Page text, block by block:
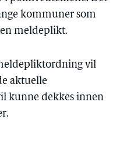
kommuner som
meldeplikt.
vil
aktuelle
kunne dekkes innen